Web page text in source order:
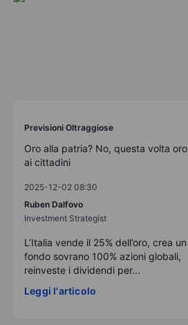
Previsioni Oltraggiose
Oro alla patria? No, questa volta oro
ai cittadini
2025-12-02 08:30
Ruben Dalfovo
Investment Strategist
L’Italia vende il 25% dell’oro, crea un
fondo sovrano 100% azioni globali,
reinveste i dividendi per...
Leggi l'articolo